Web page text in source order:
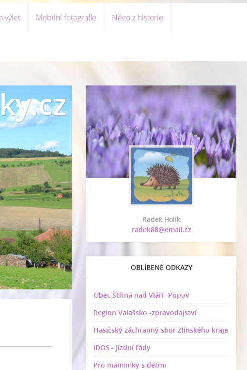
výlet Mobilní fotografie Něco z historie
Radek Holík
radek88@email.cz
OBLÍBENÉ ODKAZY
Obec Štítná nad Vláří -Popov
Region Valašsko -zpravodajství
Hasičský záchranný sbor Zlínského kraje
IDOS - Jízdní řády
Pro mamimky s dětmi